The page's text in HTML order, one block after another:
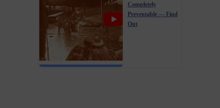
Completely
Preventable — Find
Out